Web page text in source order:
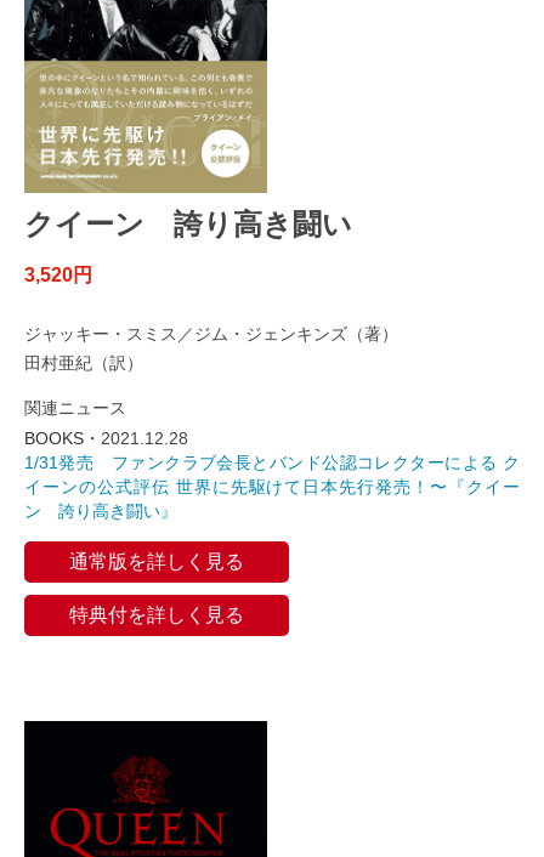
クイーン 誇り高き闘い
3,520円
ジャッキー・スミス／ジム・ジェンキンズ（著）
田村亜紀（訳）
関連ニュース
BOOKS・ 2021.12.28
1/31発売 ファンクラブ会長とバンド公認コレクターによる ク
イーンの公式評伝 世界に先駆けて日本先行発売！〜『クイー
ン 誇り高き闘い』
通常版を詳しく見る
特典付を詳しく見る